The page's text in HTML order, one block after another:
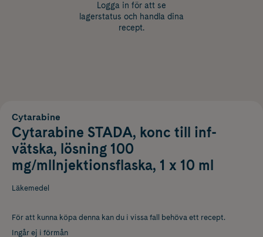
Logga in för att se
lagerstatus och handla dina
recept.
Cytarabine
Cytarabine STADA, konc till inf-
vätska, lösning 100
mg/mlInjektionsflaska, 1 x 10 ml
Läkemedel
För att kunna köpa denna kan du i vissa fall behöva ett recept.
Ingår ej i förmån